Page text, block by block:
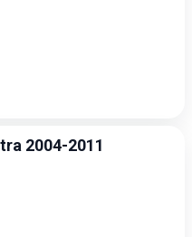
2004-2011